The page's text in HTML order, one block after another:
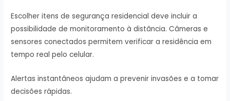
Escolher itens de segurança residencial deve incluir a
possibilidade de monitoramento à distância. Câmeras e
sensores conectados permitem verificar a residência em
tempo real pelo celular.
Alertas instantâneos ajudam a prevenir invasões e a tomar
decisões rápidas.